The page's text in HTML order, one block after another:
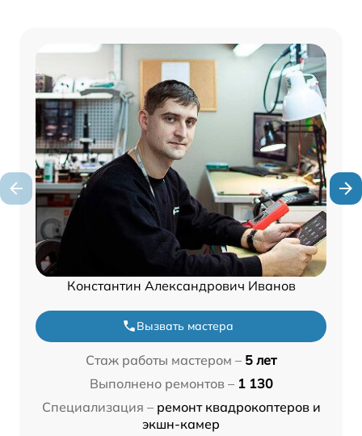
Константин Александрович Иванов
Вызвать мастера
Стаж работы мастером – 5 лет
Выполнено ремонтов – 1 130
Специализация – ремонт квадрокоптеров и
экшн-камер